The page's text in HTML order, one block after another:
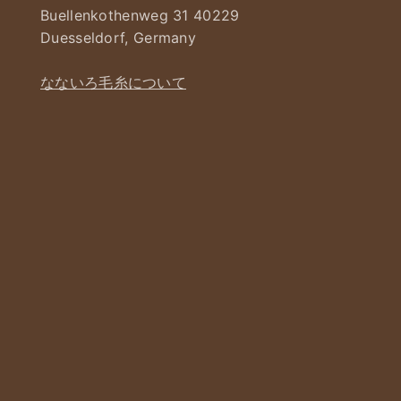
Buellenkothenweg 31 40229
Duesseldorf, Germany
なないろ毛糸について